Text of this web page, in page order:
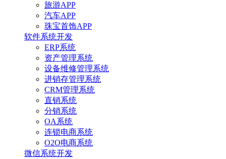
旅游APP
汽车APP
珠宝首饰APP
软件系统开发
ERP系统
资产管理系统
设备维修管理系统
进销存管理系统
CRM管理系统
直销系统
分销系统
OA系统
连锁电商系统
O2O电商系统
微信系统开发